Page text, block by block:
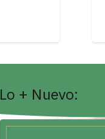
Lo + Nuevo: